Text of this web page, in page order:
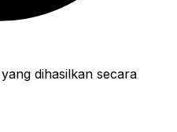
dihasilkan secara